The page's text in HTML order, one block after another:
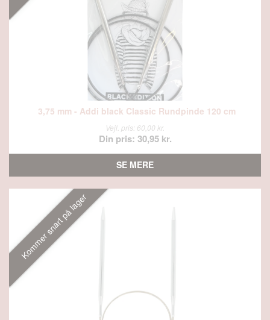
3,75 mm - Addi black Classic Rundpinde 120 cm
Vejl. pris: 60,00 kr.
Din pris: 30,95 kr.
SE MERE
Kommer snart på lager